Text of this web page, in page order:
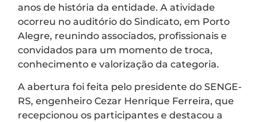
anos de história da entidade. A atividade
ocorreu no auditório do Sindicato, em Porto
Alegre, reunindo associados, profissionais e
convidados para um momento de troca,
conhecimento e valorização da categoria.
A abertura foi feita pelo presidente do SENGE-
RS, engenheiro Cezar Henrique Ferreira, que
recepcionou os participantes e destacou a